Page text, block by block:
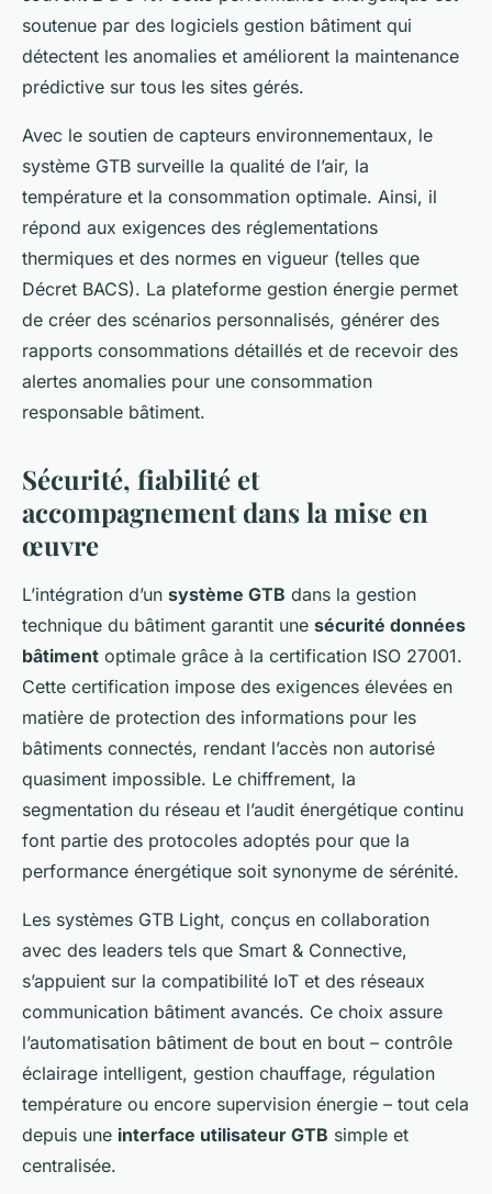
soutenue par des logiciels gestion bâtiment qui
détectent les anomalies et améliorent la maintenance
prédictive sur tous les sites gérés.
Avec le soutien de capteurs environnementaux, le
système GTB surveille la qualité de l’air, la
température et la consommation optimale. Ainsi, il
répond aux exigences des réglementations
thermiques et des normes en vigueur (telles que
Décret BACS). La plateforme gestion énergie permet
de créer des scénarios personnalisés, générer des
rapports consommations détaillés et de recevoir des
alertes anomalies pour une consommation
responsable bâtiment.
Sécurité, fiabilité et
accompagnement dans la mise en
œuvre
L’intégration d’un système GTB dans la gestion
technique du bâtiment garantit une sécurité données
bâtiment optimale grâce à la certification ISO 27001.
Cette certification impose des exigences élevées en
matière de protection des informations pour les
bâtiments connectés, rendant l’accès non autorisé
quasiment impossible. Le chiffrement, la
segmentation du réseau et l’audit énergétique continu
font partie des protocoles adoptés pour que la
performance énergétique soit synonyme de sérénité.
Les systèmes GTB Light, conçus en collaboration
avec des leaders tels que Smart & Connective,
s’appuient sur la compatibilité IoT et des réseaux
communication bâtiment avancés. Ce choix assure
l’automatisation bâtiment de bout en bout – contrôle
éclairage intelligent, gestion chauffage, régulation
température ou encore supervision énergie – tout cela
depuis une interface utilisateur GTB simple et
centralisée.